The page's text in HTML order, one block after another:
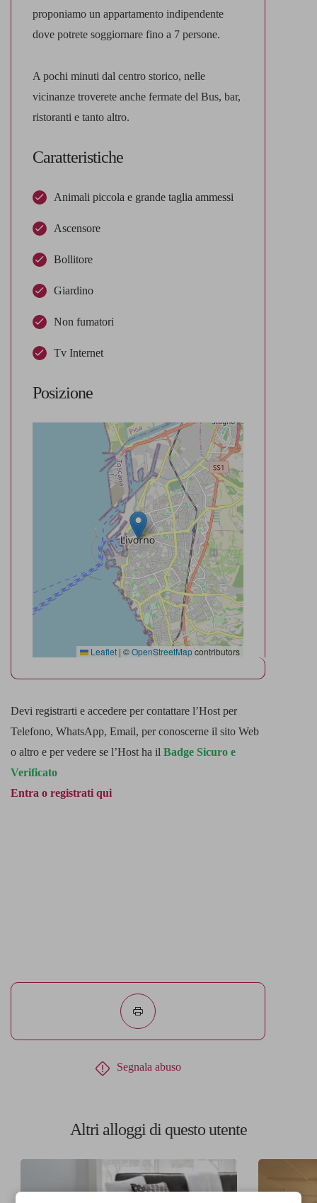
proponiamo un appartamento indipendente
dove potrete soggiornare fino a 7 persone.
A pochi minuti dal centro storico, nelle
vicinanze troverete anche fermate del Bus, bar,
ristoranti e tanto altro.
Caratteristiche
Animali piccola e grande taglia ammessi
Ascensore
Bollitore
Giardino
Non fumatori
Tv Internet
Posizione
Leaflet | ©OpenStreetMapcontributors
Devi registrarti e accedere per contattare l’Host per
Telefono, WhatsApp, Email, per conoscerne il sito Web
o altro e per vedere se l’Host ha il Badge Sicuro e
Verificato
Entra o registrati qui
Segnala abuso
Altri alloggi di questo utente